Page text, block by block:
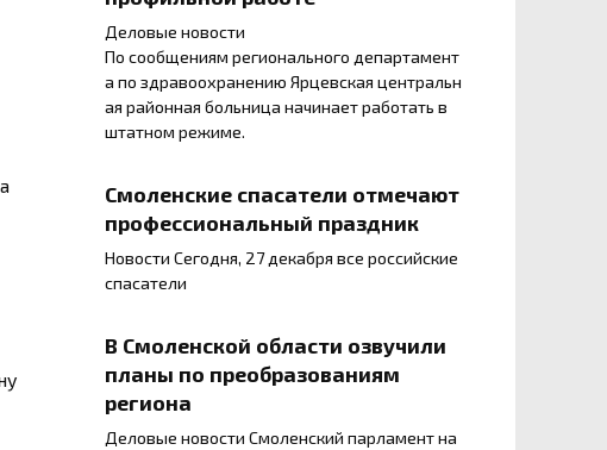
Деловые новости
По сообщениям регионального департамент
а по здравоохранению Ярцевская центральн
ая районная больница начинает работать в
штатном режиме.
Смоленские спасатели отмечают
профессиональный праздник
Новости Сегодня, 27 декабря все российские
спасатели
В Смоленской области озвучили
планы по преобразованиям
региона
Деловые новости Смоленский парламент на